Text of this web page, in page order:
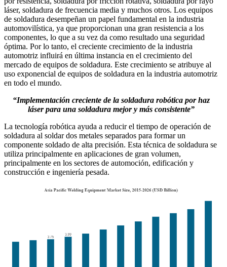
láser, soldadura de frecuencia media y muchos otros. Los equipos
de soldadura desempeñan un papel fundamental en la industria
automovilística, ya que proporcionan una gran resistencia a los
componentes, lo que a su vez da como resultado una seguridad
óptima. Por lo tanto, el creciente crecimiento de la industria
automotriz influirá en última instancia en el crecimiento del
mercado de equipos de soldadura. Este crecimiento se atribuye al
uso exponencial de equipos de soldadura en la industria automotriz
en todo el mundo.
“Implementación creciente de la soldadura robótica por haz
láser para una soldadura mejor y más consistente”
La tecnología robótica ayuda a reducir el tiempo de operación de
soldadura al soldar dos metales separados para formar un
componente soldado de alta precisión. Esta técnica de soldadura se
utiliza principalmente en aplicaciones de gran volumen,
principalmente en los sectores de automoción, edificación y
construcción e ingeniería pesada.